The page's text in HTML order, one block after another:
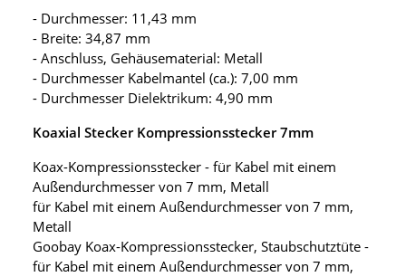
- Durchmesser: 11,43 mm
- Breite: 34,87 mm
- Anschluss, Gehäusematerial: Metall
- Durchmesser Kabelmantel (ca.): 7,00 mm
- Durchmesser Dielektrikum: 4,90 mm
Koaxial Stecker Kompressionsstecker 7mm
Koax-Kompressionsstecker - für Kabel mit einem
Außendurchmesser von 7 mm, Metall
für Kabel mit einem Außendurchmesser von 7 mm,
Metall
Goobay Koax-Kompressionsstecker, Staubschutztüte -
für Kabel mit einem Außendurchmesser von 7 mm,